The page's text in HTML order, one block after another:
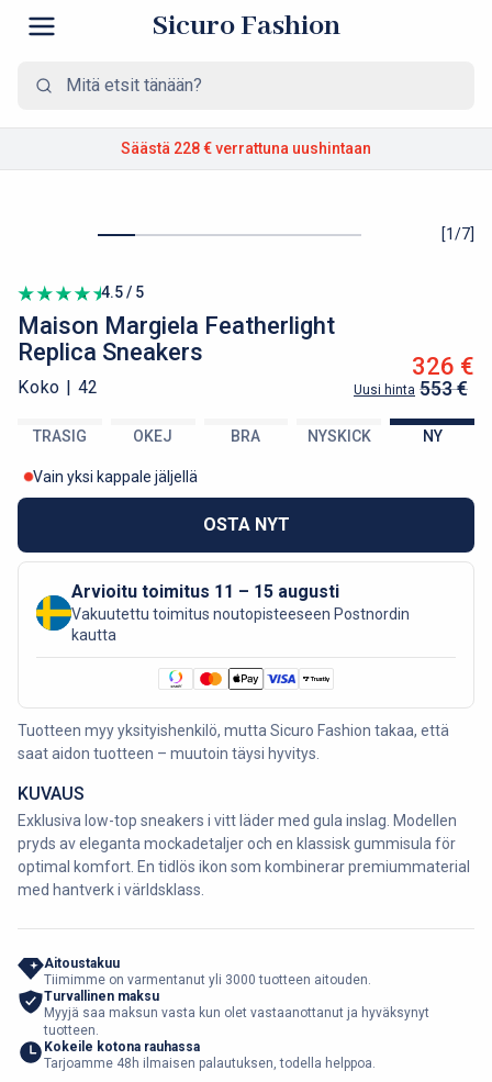
Sicuro Fashion
Säästä 228 €verrattuna uushintaan
[1/7]
4.5 / 5
Maison Margiela Featherlight
Replica Sneakers
Koko | 42
326 €
Uusi hinta 553 €
TRASIG OKEJ BRA NYSKICK NY
Vain yksi kappale jäljellä
OSTA NYT
Arvioitu toimitus 11 – 15 augusti
Vakuutettu toimitus noutopisteeseen Postnordin
kautta
Tuotteen myy yksityishenkilö, mutta Sicuro Fashion takaa, että
saat aidon tuotteen – muutoin täysi hyvitys.
KUVAUS
Exklusiva low-top sneakers i vitt läder med gula inslag. Modellen
pryds av eleganta mockadetaljer och en klassisk gummisula för
optimal komfort. En tidlös ikon som kombinerar premiummaterial
med hantverk i världsklass.
Aitoustakuu
Tiimimme on varmentanut yli 3000 tuotteen aitouden.
Turvallinen maksu
Myyjä saa maksun vasta kun olet vastaanottanut ja hyväksynyt
tuotteen.
Kokeile kotona rauhassa
Tarjoamme 48h ilmaisen palautuksen, todella helppoa.